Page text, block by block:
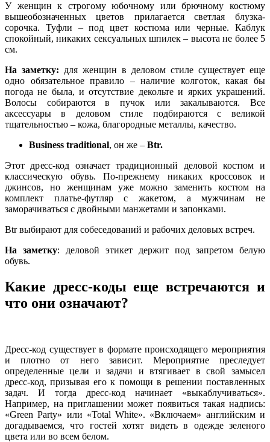
У женщин к строгому юбочному или брючному костюму
вышеобозначенных цветов прилагается светлая блузка-
сорочка. Туфли – под цвет костюма или черные. Каблук
спокойный, никаких сексуальных шпилек – высота не более 5
см.
На заметку: для женщин в деловом стиле существует еще
одно обязательное правило – наличие колготок, какая бы
погода не была, и отсутствие декольте и ярких украшений.
Волосы собираются в пучок или закалываются. Все
аксессуары в деловом стиле подбираются с великой
тщательностью – кожа, благородные металлы, качество.
Business traditional, он же – Btr.
Этот дресс-код означает традиционный деловой костюм и
классическую обувь. По-прежнему никаких кроссовок и
джинсов, но женщинам уже можно заменить костюм на
комплект платье-футляр с жакетом, а мужчинам не
заморачиваться с двойными манжетами и запонками.
Btr выбирают для собеседований и рабочих деловых встреч.
На заметку: деловой этикет держит под запретом белую
обувь.
Какие дресс-коды еще встречаются и
что они означают?
Дресс-код существует в формате происходящего мероприятия
и плотно от него зависит. Мероприятие преследует
определенные цели и задачи и втягивает в свой замысел
дресс-код, призывая его к помощи в решении поставленных
задач. И тогда дресс-код начинает «выкаблучиваться».
Например, на приглашении может появиться такая надпись:
«Green Party» или «Total White». «Включаем» английским и
догадываемся, что гостей хотят видеть в одежде зеленого
цвета или во всем белом.